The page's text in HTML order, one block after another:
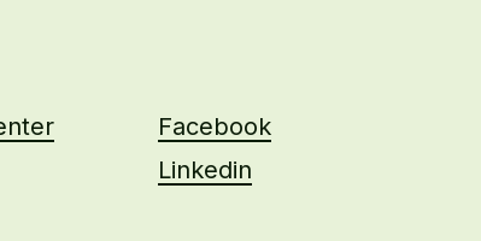
Facebook
Linkedin